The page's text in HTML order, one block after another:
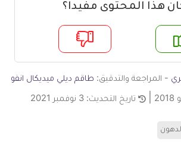
هذا المحتوى مفيدا؟
- المراجعة والتدقيق: طاقم ديلي ميديكال انفو
تاريخ التحديث: 3 نوفمبر 2021